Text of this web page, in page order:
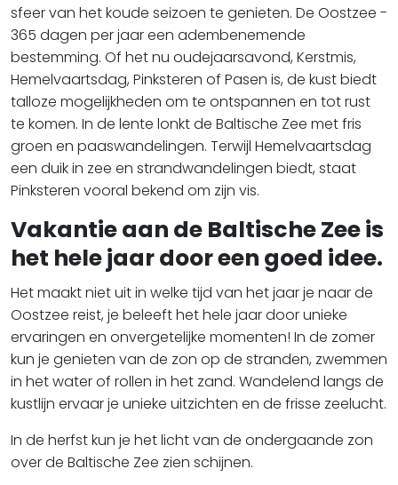
sfeer van het koude seizoen te genieten. De Oostzee -
365 dagen per jaar een adembenemende
bestemming. Of het nu oudejaarsavond, Kerstmis,
Hemelvaartsdag, Pinksteren of Pasen is, de kust biedt
talloze mogelijkheden om te ontspannen en tot rust
te komen. In de lente lonkt de Baltische Zee met fris
groen en paaswandelingen. Terwijl Hemelvaartsdag
een duik in zee en strandwandelingen biedt, staat
Pinksteren vooral bekend om zijn vis.
Vakantie aan de Baltische Zee is
het hele jaar door een goed idee.
Het maakt niet uit in welke tijd van het jaar je naar de
Oostzee reist, je beleeft het hele jaar door unieke
ervaringen en onvergetelijke momenten! In de zomer
kun je genieten van de zon op de stranden, zwemmen
in het water of rollen in het zand. Wandelend langs de
kustlijn ervaar je unieke uitzichten en de frisse zeelucht.
In de herfst kun je het licht van de ondergaande zon
over de Baltische Zee zien schijnen.